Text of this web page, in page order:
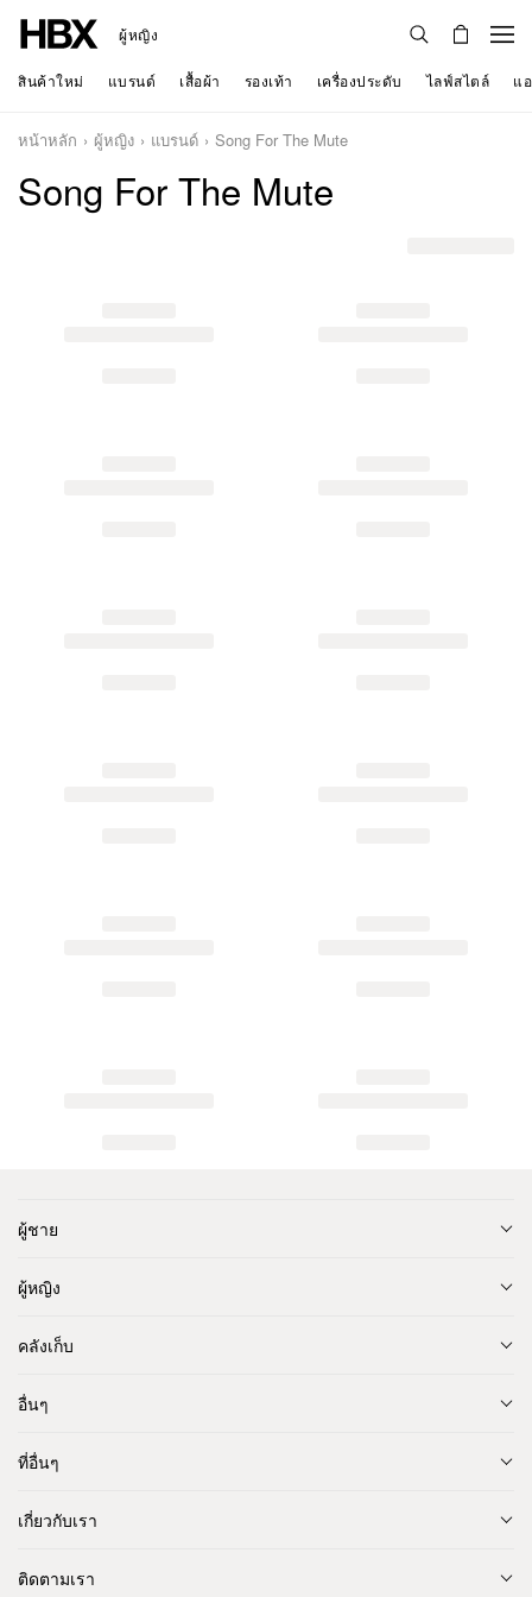
ผู้หญิง
สินค้าใหม่ แบรนด์ เสื้อผ้า รองเท้า เครื่องประดับ ไลฟ์สไตล์ แ
หน้าหลัก ผู้หญิง แบรนด์ Song For The Mute
Song For The Mute
ผู้ชาย
ผู้หญิง
คลังเก็บ
อื่นๆ
ที่อื่นๆ
เกี่ยวกับเรา
ติดตามเรา